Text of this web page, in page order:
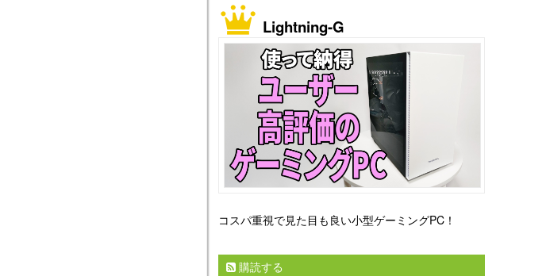
Lightning-G
コスパ重視で見た目も良い小型ゲーミングPC！
購読する